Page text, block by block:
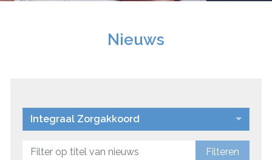
Nieuws
Integraal Zorgakkoord
Filteren